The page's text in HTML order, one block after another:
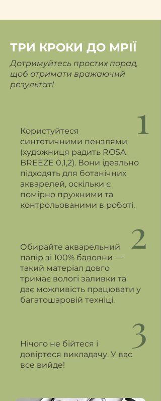
ТРИ КРОКИ ДО МРІЇ
Дотримуйтесь простих порад,
щоб отримати вражаючий
результат!
Користуйтеся
синтетичними пензлями
(художниця радить ROSA
BREEZE 0,1,2). Вони ідеально
підходять для ботанічних
акварелей, оскільки є
помірно пружними та
контрольованими в роботі.
Обирайте акварельний
папір зі 100% бавовни —
такий матеріал довго
тримає вологі заливки та
дає можливість працювати у
багатошаровій техніці.
2
Нічого не бійтеся і
довіртеся викладачу. У вас
все вийде!
3
1